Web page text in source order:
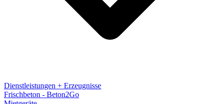
Dienstleistungen + Erzeugnisse
Frischbeton - Beton2Go